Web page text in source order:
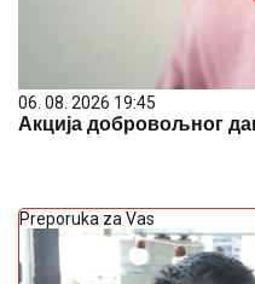
06. 08. 2026 19:45
Акција добровољног
Preporuka za Vas